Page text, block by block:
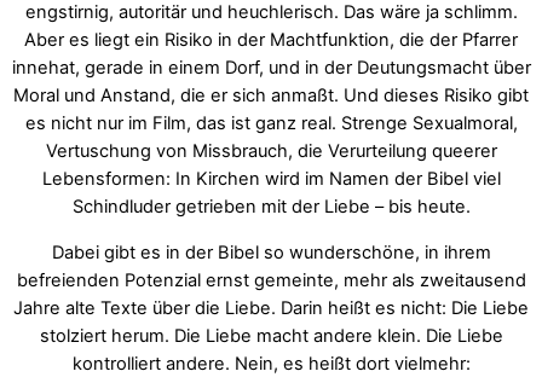
engstirnig, autoritär und heuchlerisch. Das wäre ja schlimm.
Aber es liegt ein Risiko in der Machtfunktion, die der Pfarrer
innehat, gerade in einem Dorf, und in der Deutungsmacht über
Moral und Anstand, die er sich anmaßt. Und dieses Risiko gibt
es nicht nur im Film, das ist ganz real. Strenge Sexualmoral,
Vertuschung von Missbrauch, die Verurteilung queerer
Lebensformen: In Kirchen wird im Namen der Bibel viel
Schindluder getrieben mit der Liebe – bis heute.
Dabei gibt es in der Bibel so wunderschöne, in ihrem
befreienden Potenzial ernst gemeinte, mehr als zweitausend
Jahre alte Texte über die Liebe. Darin heißt es nicht: Die Liebe
stolziert herum. Die Liebe macht andere klein. Die Liebe
kontrolliert andere. Nein, es heißt dort vielmehr: